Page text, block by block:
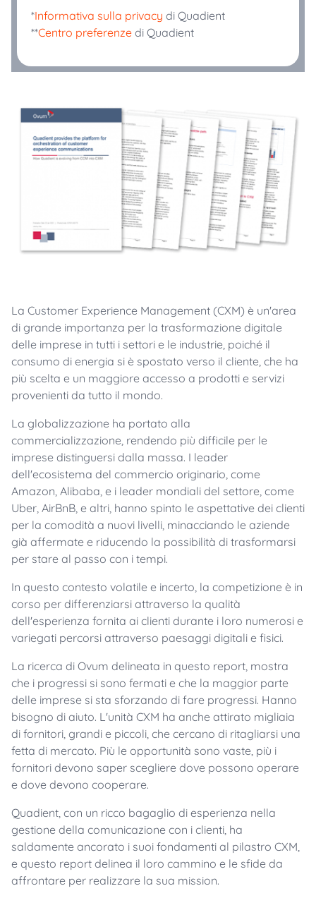
*Informativa sulla privacy di Quadient
**Centro preferenze di Quadient
La Customer Experience Management (CXM) è un'area
di grande importanza per la trasformazione digitale
delle imprese in tutti i settori e le industrie, poiché il
consumo di energia si è spostato verso il cliente, che ha
più scelta e un maggiore accesso a prodotti e servizi
provenienti da tutto il mondo.
La globalizzazione ha portato alla
commercializzazione, rendendo più difficile per le
imprese distinguersi dalla massa. I leader
dell'ecosistema del commercio originario, come
Amazon, Alibaba, e i leader mondiali del settore, come
Uber, AirBnB, e altri, hanno spinto le aspettative dei clienti
per la comodità a nuovi livelli, minacciando le aziende
già affermate e riducendo la possibilità di trasformarsi
per stare al passo con i tempi.
In questo contesto volatile e incerto, la competizione è in
corso per differenziarsi attraverso la qualità
dell'esperienza fornita ai clienti durante i loro numerosi e
variegati percorsi attraverso paesaggi digitali e fisici.
La ricerca di Ovum delineata in questo report, mostra
che i progressi si sono fermati e che la maggior parte
delle imprese si sta sforzando di fare progressi. Hanno
bisogno di aiuto. L'unità CXM ha anche attirato migliaia
di fornitori, grandi e piccoli, che cercano di ritagliarsi una
fetta di mercato. Più le opportunità sono vaste, più i
fornitori devono saper scegliere dove possono operare
e dove devono cooperare.
Quadient, con un ricco bagaglio di esperienza nella
gestione della comunicazione con i clienti, ha
saldamente ancorato i suoi fondamenti al pilastro CXM,
e questo report delinea il loro cammino e le sfide da
affrontare per realizzare la sua mission.